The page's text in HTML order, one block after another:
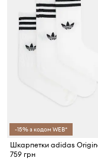
-15% з кодом WEB*
759 грн